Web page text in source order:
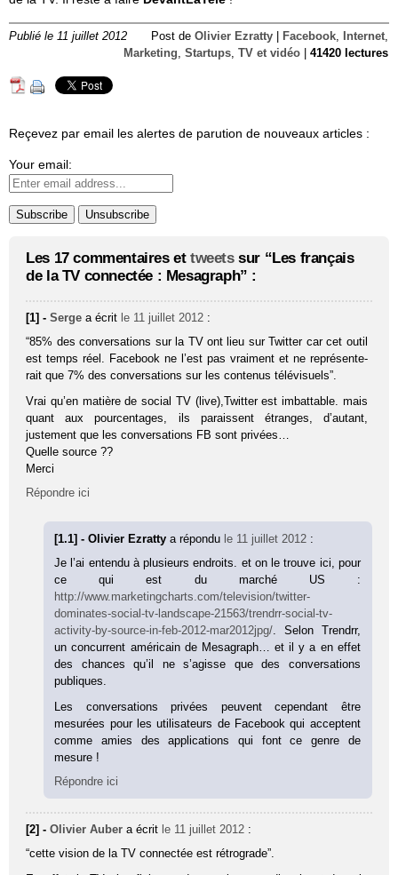
Publié le 11 juillet 2012 Post de Olivier Ezratty Facebook Internet
Marketing
Startups TV et vidéo 41420 lectures
Reçevez par email les alertes de parution de nouveaux articles :
Your email:
Les 17 commentaires et tweetssur “Les français
de la TV connectée : Mesagraph” :
[1] -Serge a écrit le 11 juillet 2012 :
“85% des conver­sa­tions sur la TV ont lieu sur Twit­ter car cet outil
est temps réel. Face­book ne l’est pas vrai­ment et ne repré­sen­te­
rait que 7% des conver­sa­tions sur les conte­nus télé­vi­suels”.
Vrai qu’en matière de social TV (live),Twitter est imbattable. mais
quant aux pourcentages, ils paraissent étranges, d’autant,
justement que les conversations FB sont privées…
Quelle source ??
Merci
Répondre ici
[1.1] - Olivier Ezrattya répondu le 11 juillet 2012 :
Je l’ai entendu à plusieurs endroits. et on le trouve ici, pour
ce qui est du marché US :
http://www.marketingcharts.com/television/twitter-
dominates-social-tv-landscape-21563/trendrr-social-tv-
activity-by-source-in-feb-2012-mar2012jpg/ . Selon Trendrr,
un concurrent américain de Mesagraph… et il y a en effet
des chances qu’il ne s’agisse que des conversations
publiques.
Les conversations privées peuvent cependant être
mesurées pour les utilisateurs de Facebook qui acceptent
comme amies des applications qui font ce genre de
mesure !
Répondre ici
[2] -Olivier Auber a écrit le 11 juillet 2012 :
“cette vision de la TV connectée est rétrograde”.